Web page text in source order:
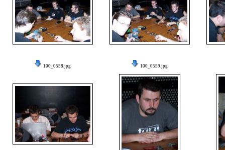
100_0558.jpg 100_0559.jpg